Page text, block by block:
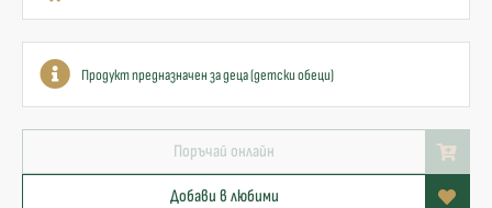
Продукт предназначен за деца (детски обеци)
Поръчай онлайн
Добави в любими